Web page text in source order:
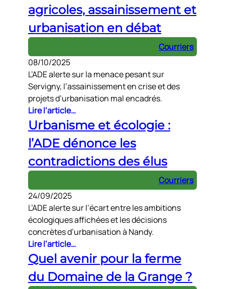
agricoles, assainissement et
urbanisation en débat
Courriers
08/10/2025
L’ADE alerte sur la menace pesant sur
Servigny, l’assainissement en crise et des
projets d’urbanisation mal encadrés.
Lire l’article…
Urbanisme et écologie :
l’ADE dénonce les
contradictions des élus
Courriers
24/09/2025
L’ADE alerte sur l’écart entre les ambitions
écologiques affichées et les décisions
concrètes d’urbanisation à Nandy.
Lire l’article…
Quel avenir pour la ferme
du Domaine de la Grange ?